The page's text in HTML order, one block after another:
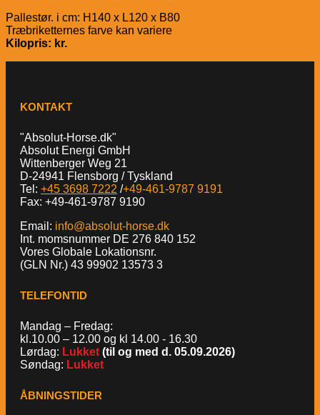
Pallestør. i cm: H140 x L120 x B80
Træbriketternes farve kan variere
Kilopris: kr.
KONTAKT
"Absolut-Horse.dk"
Absolut Energi GmbH
Wittenberger Weg 21
D-24941 Flensborg / Tyskland
Tel: +45 3698 7222 /+49-461-9787 9191
Fax: +49-461-9787 9190
Email: info@absolut-horse.dk
Int. momsnummer DE 276 840 152
Vores Globale Lokationsnr.
(GLN Nr.) 43 99902 13573 3
TELEFONTID
Mandag – Fredag:
kl.10.00 – 12.00 og kl 14.00 - 16.30
Lørdag: Lukket (til og med d. 05.09.2026)
Søndag: Lukket
ÅBNINGSTIDER